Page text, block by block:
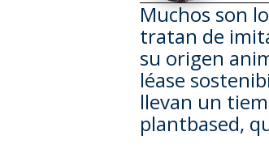
Muchos son
tratan de
su origen
léase
llevan un
plantbased,